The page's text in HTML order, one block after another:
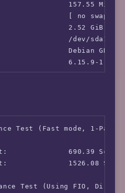
157.55 MiB /
[ no swap
2.52 GiB /
/dev/sda1
Debian GNU/
6.15.9-1-
Test (Fast mode, 1-Pass
690.39
1526.08
Test (Using FIO, Direct